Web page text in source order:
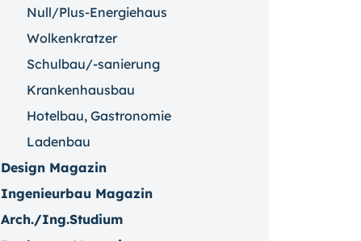
Null/Plus-Energiehaus
Wolkenkratzer
Schulbau/-sanierung
Krankenhausbau
Hotelbau, Gastronomie
Ladenbau
Design Magazin
Ingenieurbau Magazin
Arch./Ing.Studium